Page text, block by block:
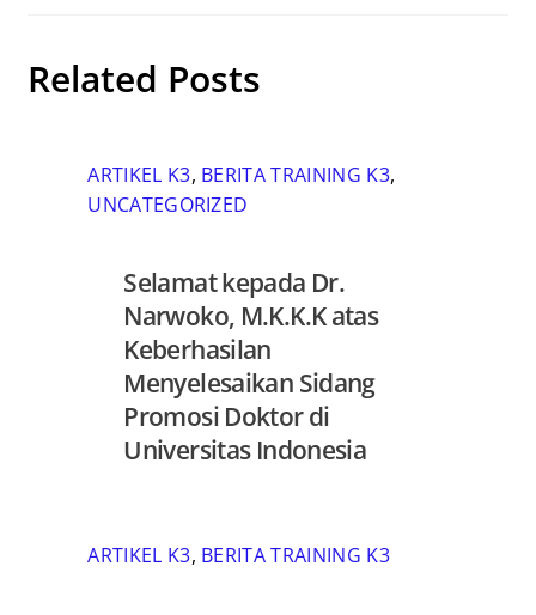
Related Posts
ARTIKEL K3, BERITA TRAINING K3,
UNCATEGORIZED
Selamat kepada Dr.
Narwoko, M.K.K.K atas
Keberhasilan
Menyelesaikan Sidang
Promosi Doktor di
Universitas Indonesia
ARTIKEL K3, BERITA TRAINING K3